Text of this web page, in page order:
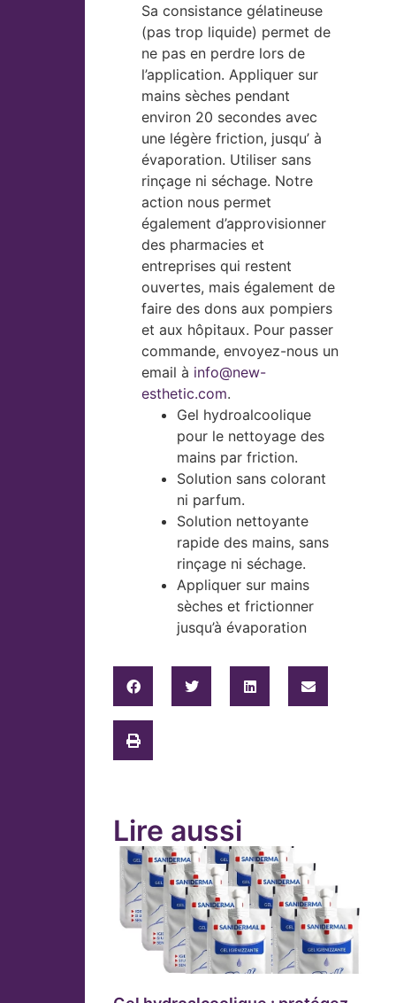
Sa consistance gélatineuse
(pas trop liquide) permet de
ne pas en perdre lors de
l’application. Appliquer sur
mains sèches pendant
environ 20 secondes avec
une légère friction, jusqu’ à
évaporation. Utiliser sans
rinçage ni séchage. Notre
action nous permet
également d’approvisionner
des pharmacies et
entreprises qui restent
ouvertes, mais également de
faire des dons aux pompiers
et aux hôpitaux. Pour passer
commande, envoyez-nous un
email à info@new-
esthetic.com.
Gel hydroalcoolique
pour le nettoyage des
mains par friction.
Solution sans colorant
ni parfum.
Solution nettoyante
rapide des mains, sans
rinçage ni séchage.
Appliquer sur mains
sèches et frictionner
jusqu’à évaporation
Lire aussi